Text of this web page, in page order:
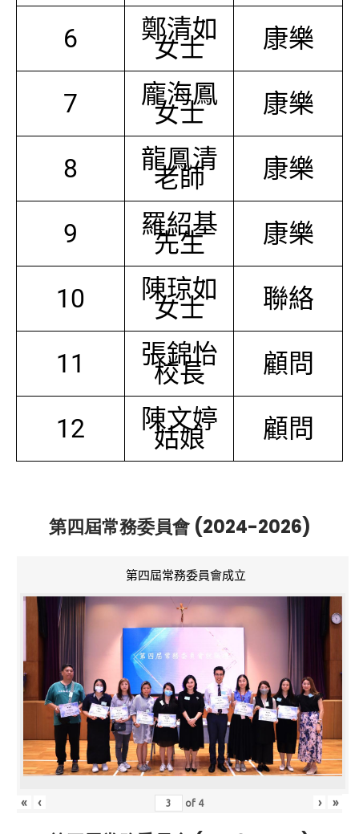
6 鄭清如
女士 康樂
7 龐海鳳
女士 康樂
8 龍鳳清
老師 康樂
9 羅紹基
先生 康樂
10 陳琼如
女士 聯絡
11 張錦怡
校長 顧問
12 陳文婷
姑娘 顧問
第四屆常務委員會 (2024-2026)
第四屆常務委員會成立
« ‹ of 4 › »